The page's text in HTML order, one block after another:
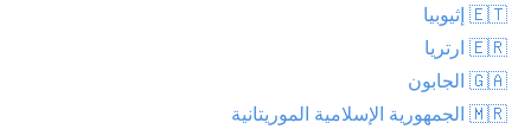
🇪🇹 إثيوبيا
🇪🇷 ارتريا
🇬🇦 الجابون
🇲🇷 الجمهورية الإسلامية الموريتانية